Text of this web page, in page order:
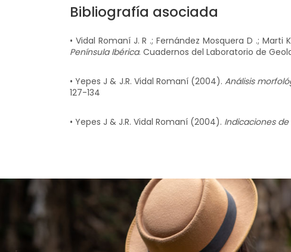
Bibliografía asociada
• Vidal Romaní J. R .; Fernández Mosquera D .; Marti
Península Ibérica. Cuadernos del Laboratorio de
• Yepes J & J.R. Vidal Romaní (2004). Análisis
127-134
• Yepes J & J.R. Vidal Romaní (2004). Indicaciones